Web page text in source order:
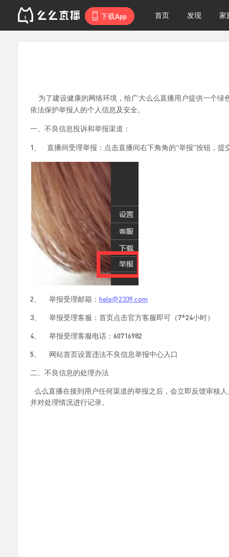
下载App 首页 发现 家
为了建设健康的网络环境，给广大么么直播用户提供一个
依法保护举报人的个人信息及安全。
一、不良信息投诉和举报渠道：
1、 直播间受理举报：点击直播间右下角角的“举报”按钮，
2、 举报受理邮箱： help@2339.com
3、 举报受理客服：首页点击官方客服即可（7*24小时）
4、 举报受理客服电话：60716982
5、 网站首页设置违法不良信息举报中心入口
二、不良信息的处理办法
么么直播在接到用户任何渠道的举报之后，会立即反馈审核
并对处理情况进行记录。